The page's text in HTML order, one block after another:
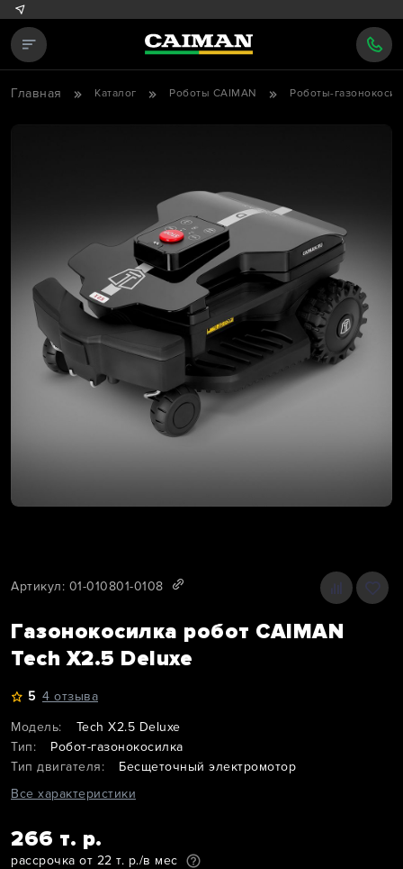
Главная Каталог Роботы CAIMAN Роботы-
Артикул: 01-010801-0108
Газонокосилка робот CAIMAN
Tech X2.5 Deluxe
5 4 отзыва
Модель:
Tech X2.5 Deluxe
Тип:
Робот-газонокосилка
Тип двигателя:
Бесщеточный электромотор
Все характеристики
266 т. р.
рассрочка от 22 т. р./в мес